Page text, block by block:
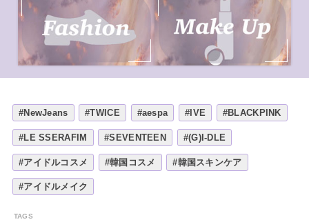
#NewJeans #TWICE #aespa #IVE #BLACKPINK
#LE SSERAFIM #SEVENTEEN #(G)I-DLE
#アイドルコスメ #韓国コスメ #韓国スキンケア
#アイドルメイク